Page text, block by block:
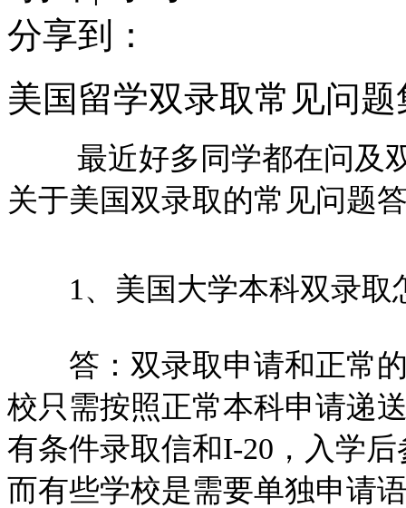
分享到：
美国留学双录取常见问题
最近好多同学都在问及双
关于美国双录取的常见问题
1、美国大学本科双录取
答：双录取申请和正常的
校只需按照正常本科申请递
有条件录取信和I-20，入学
而有些学校是需要单独申请